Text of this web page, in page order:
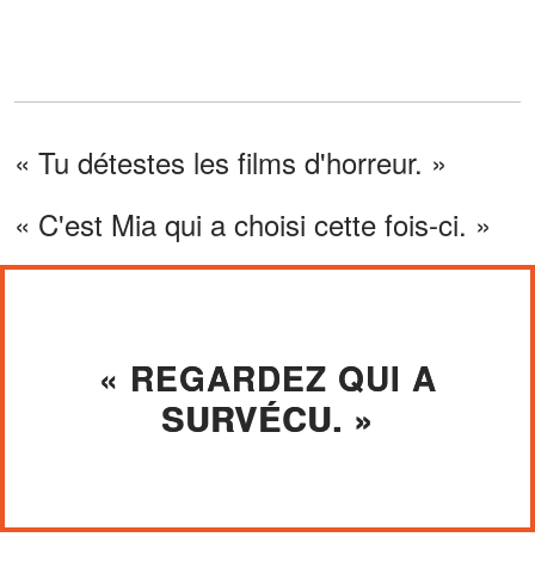
« Tu détestes les films d'horreur. »
« C'est Mia qui a choisi cette fois-ci. »
« REGARDEZ QUI A
SURVÉCU. »